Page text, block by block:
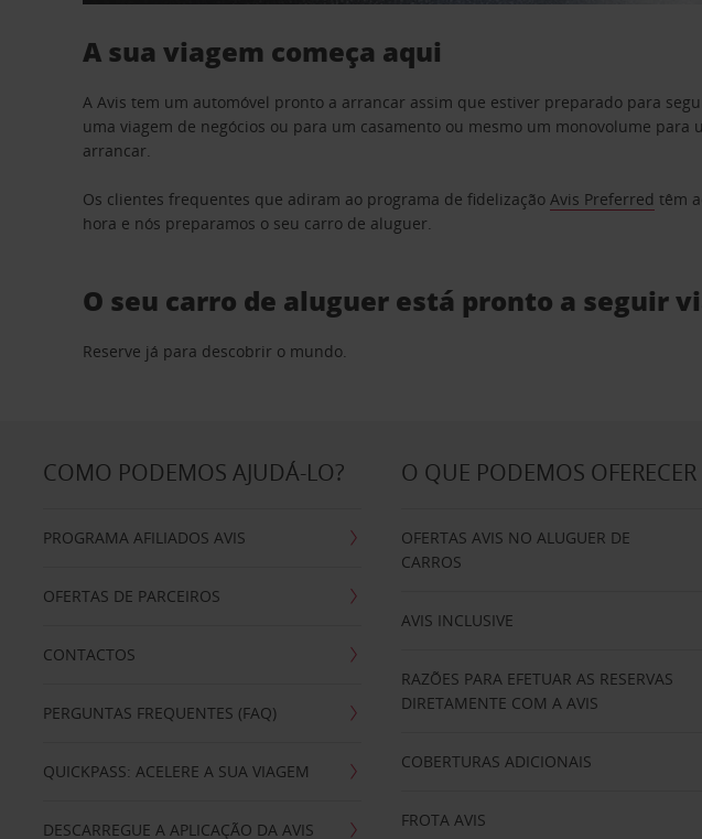
A sua viagem começa aqui
A Avis tem um automóvel pronto a arrancar assim que estiver preparado para
uma viagem de negócios ou para um casamento ou mesmo um monovolume
arrancar.
Os clientes frequentes que adiram ao programa de fidelizaçãoAvis Preferred têm
hora e nós preparamos o seu carro de aluguer.
O seu carro de aluguer está pronto a seguir
Reserve já para descobrir o mundo.
COMO PODEMOS AJUDÁ-LO?
PROGRAMA AFILIADOS AVIS
OFERTAS DE PARCEIROS
CONTACTOS
PERGUNTAS FREQUENTES (FAQ)
QUICKPASS: ACELERE A SUA VIAGEM
DESCARREGUE A APLICAÇÃO DA AVIS
O QUE PODEMOS OFERECER
OFERTAS AVIS NO ALUGUER DE
CARROS
AVIS INCLUSIVE
RAZÕES PARA EFETUAR AS RESERVAS
DIRETAMENTE COM A AVIS
COBERTURAS ADICIONAIS
FROTA AVIS